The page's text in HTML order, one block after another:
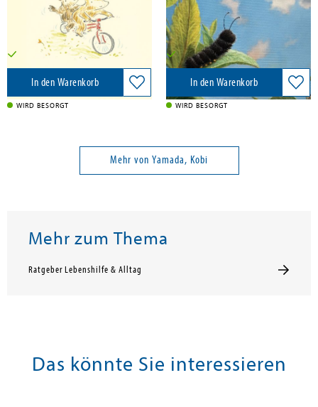
Clarkson Potter/Ten Speed, 2027
Versandkostenfrei in DE
In den Warenkorb
WIRD BESORGT
Clarkson Potter/Ten Speed, 2027
18,50 €
Versandkostenfrei in DE
In den Warenkorb
WIRD BESORGT
Mehr von Yamada, Kobi
Mehr zum Thema
Ratgeber Lebenshilfe & Alltag
Das könnte Sie interessieren